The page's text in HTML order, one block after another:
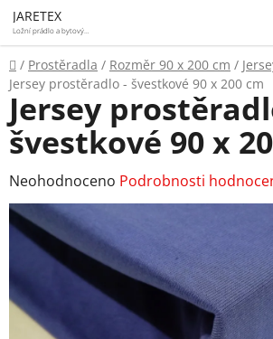
Přejít
na
obsah
JARETEX
Ložní prádlo a bytový
Domů
/ Prostěradla / Rozměr 90 x 200 cm /
Jersey prostěradlo - švestkové 90 x 200 cm
Jersey
švestkové 90 x
Průměrné
hodnocení
produktu
0,0
z
Neohodnoceno Podrobnosti